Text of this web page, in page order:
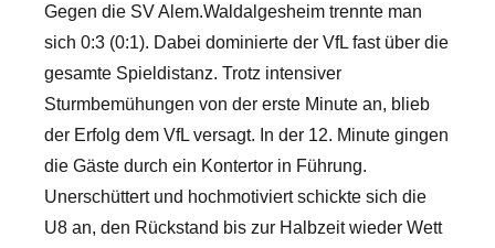
Gegen die SV Alem.Waldalgesheim trennte man
sich 0:3 (0:1). Dabei dominierte der VfL fast über die
gesamte Spieldistanz. Trotz intensiver
Sturmbemühungen von der erste Minute an, blieb
der Erfolg dem VfL versagt. In der 12. Minute gingen
die Gäste durch ein Kontertor in Führung.
Unerschüttert und hochmotiviert schickte sich die
U8 an, den Rückstand bis zur Halbzeit wieder Wett